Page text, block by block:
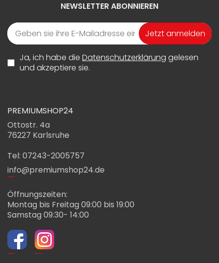
NEWSLETTER ABONNIEREN
Jetzt anmelden
Ja, ich habe die Datenschutzerklärung gelesen
und akzeptiere sie.
PREMIUMSHOP24
Ottostr. 4a
76227 Karlsruhe
Tel: 07243-2005757
info@premiumshop24.de
Öffnungszeiten:
Montag bis Freitag 09:00 bis 19:00
Samstag 09:30- 14:00